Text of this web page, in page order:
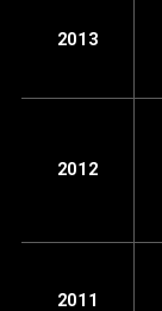
2013
2012
2011